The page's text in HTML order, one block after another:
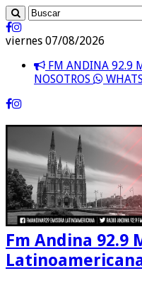
viernes 07/08/2026
FM ANDINA 92.9
NOSOTROS
Fm Andina 92.9